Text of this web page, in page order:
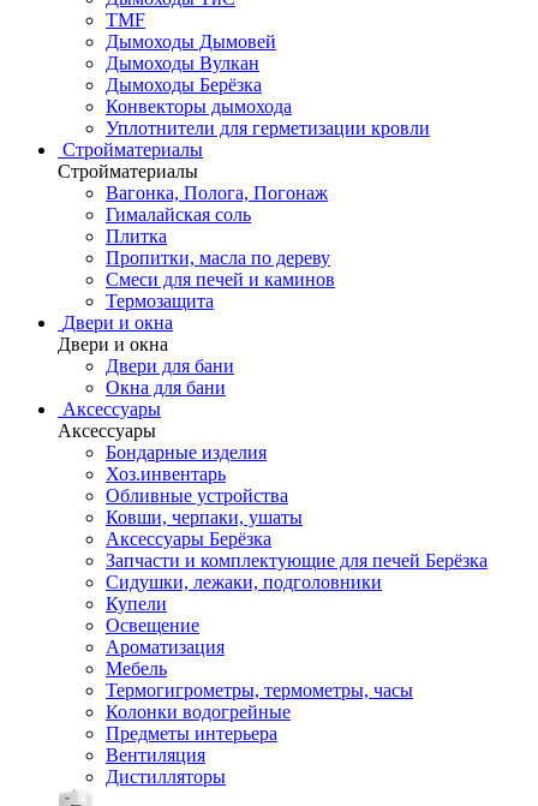
TMF
Дымоходы Дымовей
Дымоходы Вулкан
Дымоходы Берёзка
Конвекторы дымохода
Уплотнители для герметизации кровли
Стройматериалы
Стройматериалы
Вагонка, Полога, Погонаж
Гималайская соль
Плитка
Пропитки, масла по дереву
Смеси для печей и каминов
Термозащита
Двери и окна
Двери и окна
Двери для бани
Окна для бани
Аксессуары
Аксессуары
Бондарные изделия
Хоз.инвентарь
Обливные устройства
Ковши, черпаки, ушаты
Аксессуары Берёзка
Запчасти и комплектующие для печей Берёзка
Сидушки, лежаки, подголовники
Купели
Освещение
Ароматизация
Мебель
Термогигрометры, термометры, часы
Колонки водогрейные
Предметы интерьера
Вентиляция
Дистилляторы